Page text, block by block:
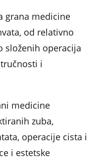
grana medicine
od relativno
složenih operacija
i
medicine
zuba,
operacije cista i
i estetske